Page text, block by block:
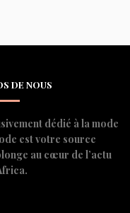
DE NOUS
dédié à la mode
est votre source
au cœur de l’actu